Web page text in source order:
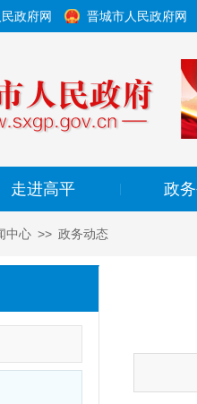
政府网 晋城市人民政府网
走进高平 政
中心 >> 政务动态